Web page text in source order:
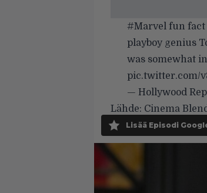
#Marvel fun fact
playboy genius
was somewhat
pic.twitter.com/
— Hollywood
Lähde: Cinema
Lisää Episodi